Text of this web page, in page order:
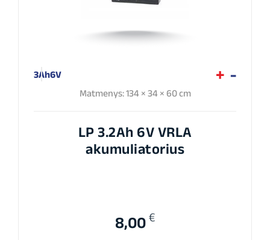
3Ah6V
Matmenys: 134 × 34 × 60 cm
LP 3.2Ah 6V VRLA
akumuliatorius
8,00 €